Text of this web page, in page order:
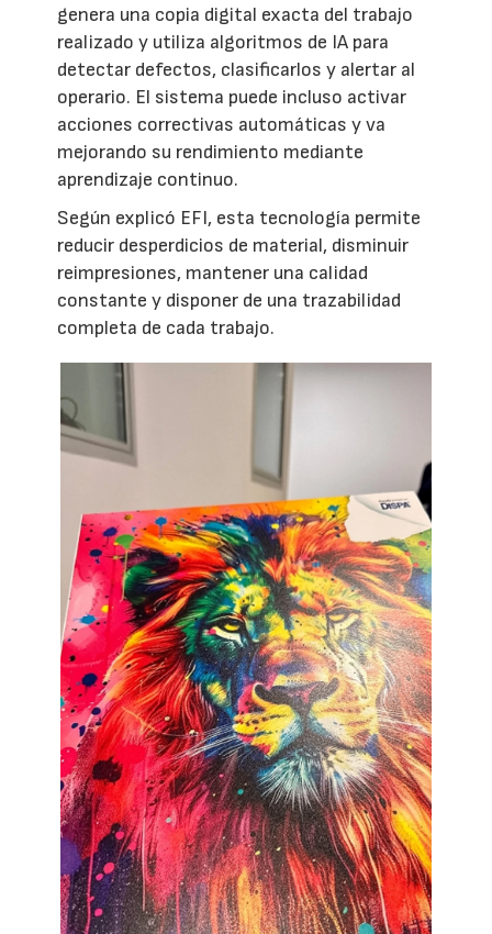
genera una copia digital exacta del trabajo
realizado y utiliza algoritmos de IA para
detectar defectos, clasificarlos y alertar al
operario. El sistema puede incluso activar
acciones correctivas automáticas y va
mejorando su rendimiento mediante
aprendizaje continuo.
Según explicó EFI, esta tecnología permite
reducir desperdicios de material, disminuir
reimpresiones, mantener una calidad
constante y disponer de una trazabilidad
completa de cada trabajo.